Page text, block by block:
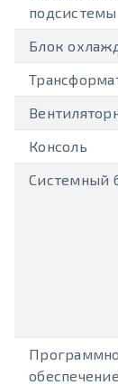
подсистемы
Блок
Консоль
Системный
обеспечение